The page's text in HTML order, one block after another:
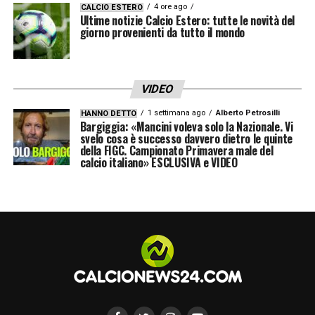
Reggiana: feci una visita accurata, potevo
recuperare senza complicazioni, tornai in
sede e mi fecero firmare un contratto di
IL SARTO DI BONIPERTI– «Non so perché,
forse per la giovane età e la mia
intraprendenza: prima di un Inter-Juventus,
marrone… due giorni dopo, era martedì
mattina, fui convocato in sede e non capii il
motivo: trovai stoffa e sarto e, poco dopo,
avevo lo stesso abito, dello stesso colore
CALCIO ESTERO 4 ore ago
Ultime notizie Calcio Estero: tutte le novità del
giorno provenienti da tutto il mondo
VIDEO
HANNO DETTO 1 settimana ago Alberto Petrosilli
Bargiggia: «Mancini voleva solo la Nazionale. Vi
svelo cosa è successo davvero dietro le quinte
della FIGC. Campionato Primavera male del
calcio italiano» ESCLUSIVA e VIDEO